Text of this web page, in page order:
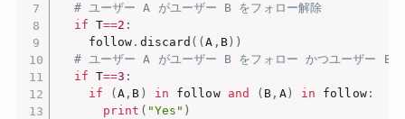
# ユーザー A がユーザー B をフォロー解除
if T==2 :
    follow
. discard ( (A , B) )
# ユーザー A がユーザー B をフォロー かつユーザー B
if T==3 :
if
(A , B ) in follow and ( B , A) in follow:
print ( "Yes" )